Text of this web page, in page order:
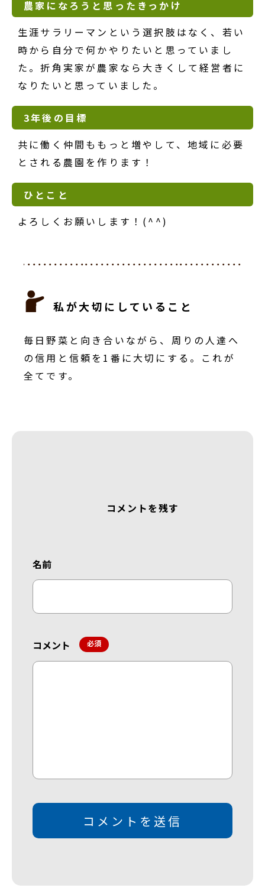
農家になろうと思ったきっかけ
生涯サラリーマンという選択肢はなく、若い
時から自分で何かやりたいと思っていまし
た。折角実家が農家なら大きくして経営者に
なりたいと思っていました。
3年後の目標
共に働く仲間ももっと増やして、地域に必要
とされる農園を作ります！
ひとこと
よろしくお願いします！(^^)
私が大切にしていること
毎日野菜と向き合いながら、周りの人達へ
の信用と信頼を1番に大切にする。これが
全てです。
コメントを残す
名前
コメント *